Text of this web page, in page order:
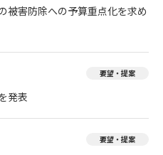
被害防除への予算重点化を求め
要望・提案
発表
要望・提案